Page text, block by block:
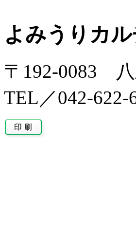
よみうりカ
〒192-0083 八
TEL／042-622-